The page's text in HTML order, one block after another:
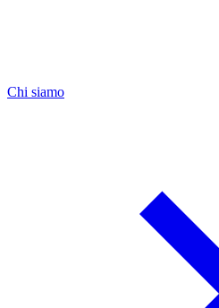
Chi siamo